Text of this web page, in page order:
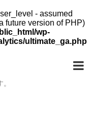
- assumed
future version of PHP)
wp-
ultimate_ga.php